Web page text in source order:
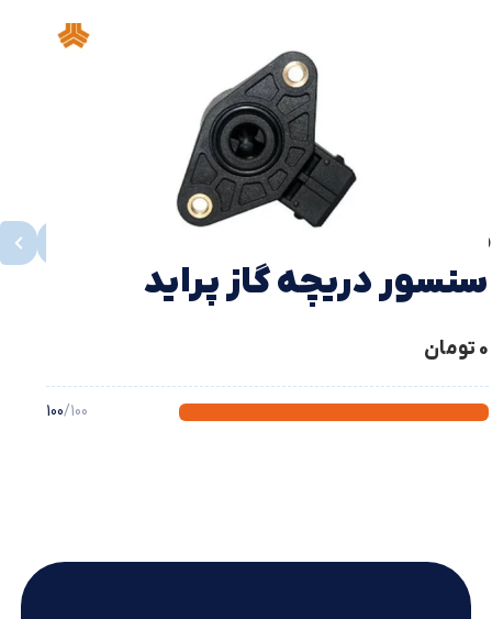
محصولات مشابه
سنسور دریچه گاز پراید
0 تومان
100/100